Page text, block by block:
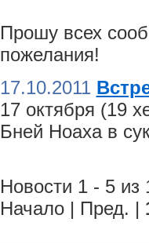
Прошу всех
пожелания!
17.10.2011
17 октября (19
Бней Ноаха в
Новости 1 - 5 из
Начало | Пред. |